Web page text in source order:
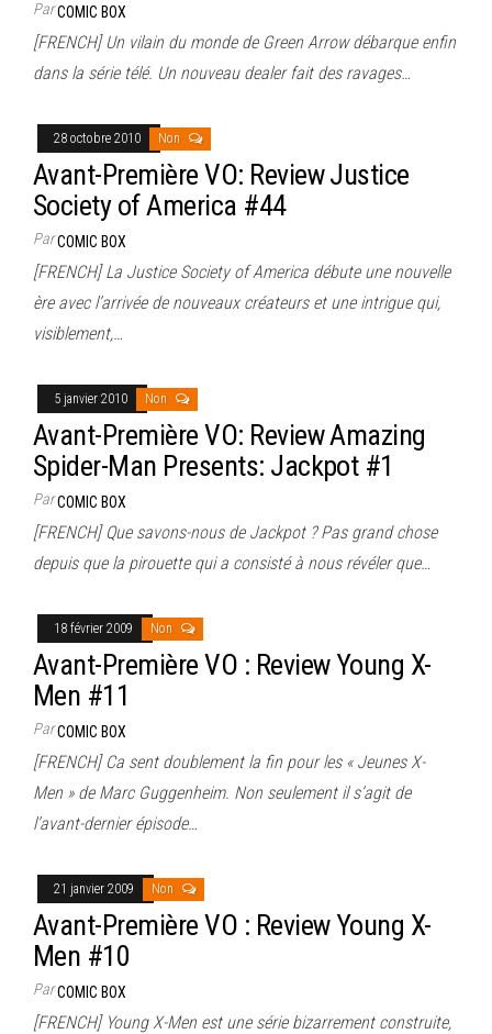
ParCOMIC BOX
[FRENCH] Un vilain du monde de Green Arrow débarque enfin
dans la série télé. Un nouveau dealer fait des ravages…
28 octobre 2010 Non
Avant-Première VO: Review Justice
Society of America #44
ParCOMIC BOX
[FRENCH] La Justice Society of America débute une nouvelle
ère avec l’arrivée de nouveaux créateurs et une intrigue qui,
visiblement,…
5 janvier 2010 Non
Avant-Première VO: Review Amazing
Spider-Man Presents: Jackpot #1
ParCOMIC BOX
[FRENCH] Que savons-nous de Jackpot ? Pas grand chose
depuis que la pirouette qui a consisté à nous révéler que…
18 février 2009 Non
Avant-Première VO : Review Young X-
Men #11
ParCOMIC BOX
[FRENCH] Ca sent doublement la fin pour les « Jeunes X-
Men » de Marc Guggenheim. Non seulement il s’agit de
l’avant-dernier épisode…
21 janvier 2009 Non
Avant-Première VO : Review Young X-
Men #10
ParCOMIC BOX
[FRENCH] Young X-Men est une série bizarrement construite,